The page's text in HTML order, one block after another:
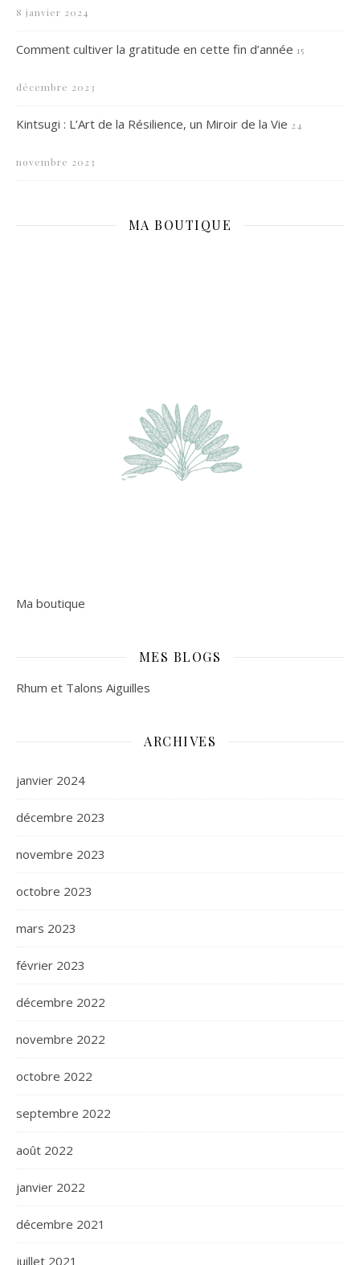
8 janvier 2024
Comment cultiver la gratitude en cette fin d’année 15
décembre 2023
Kintsugi : L’Art de la Résilience, un Miroir de la Vie 24
novembre 2023
MA BOUTIQUE
Ma boutique
MES BLOGS
Rhum et Talons Aiguilles
ARCHIVES
janvier 2024
décembre 2023
novembre 2023
octobre 2023
mars 2023
février 2023
décembre 2022
novembre 2022
octobre 2022
septembre 2022
août 2022
janvier 2022
décembre 2021
juillet 2021